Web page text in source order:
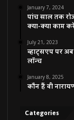
January 7, 2024
पांच साल तक
क्या-क्या काम
July 21, 2023
व्हाट्सएप पर
लॉन्च
January 8, 2025
कौन हैं वी
Categories